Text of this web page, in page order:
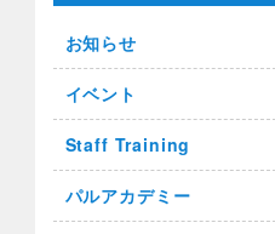
お知らせ
イベント
Staff Training
パルアカデミー